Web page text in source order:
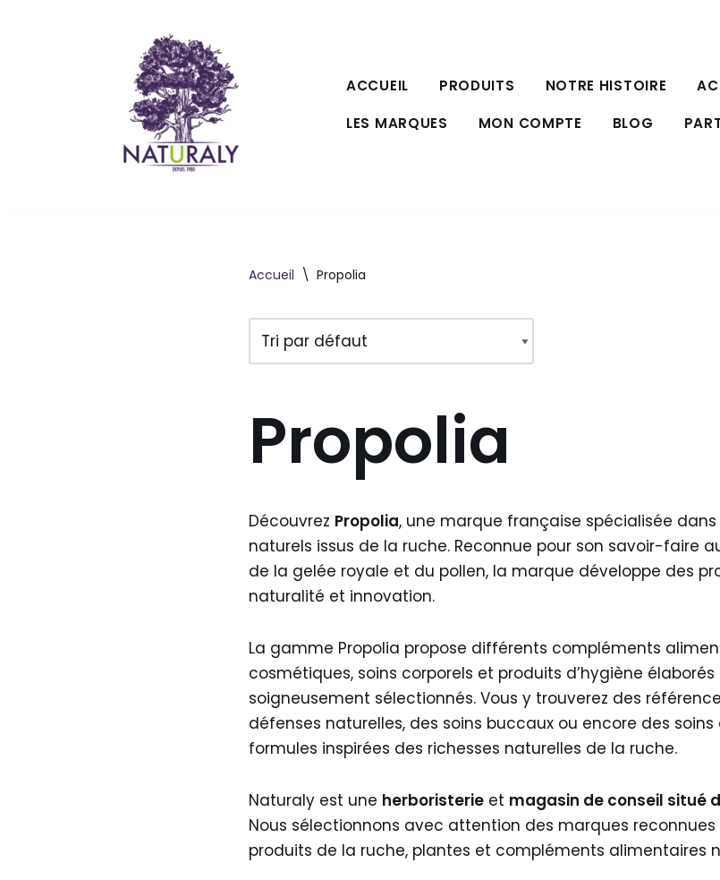
ACCUEIL PRODUITS NOTRE HISTOIRE
LES MARQUES
MON COMPTE BLOG
Accueil \ Propolia
Propolia
Découvrez Propolia, une marque française spécialisée dans
naturels issus de la ruche. Reconnue pour son savoir-faire
de la gelée royale et du pollen, la marque développe des
naturalité et innovation.
La gamme Propolia propose différents compléments
cosmétiques, soins corporels et produits d’hygiène
soigneusement sélectionnés. Vous y trouverez des
défenses naturelles, des soins buccaux ou encore des
formules inspirées des richesses naturelles de la ruche.
Naturaly est une herboristerieet magasin de conseil situé
Nous sélectionnons avec attention des marques
produits de la ruche, plantes et compléments alimentaires